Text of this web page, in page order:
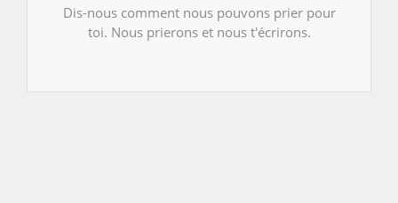
Dis-nous comment nous pouvons prier pour
toi. Nous prierons et nous t'écrirons.